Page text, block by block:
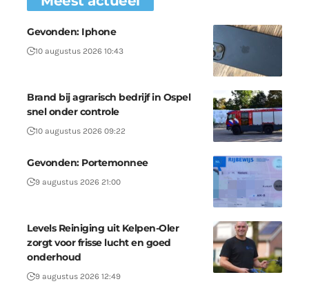
Gevonden: Iphone
10 augustus 2026 10:43
Brand bij agrarisch bedrijf in Ospel
snel onder controle
10 augustus 2026 09:22
Gevonden: Portemonnee
9 augustus 2026 21:00
Levels Reiniging uit Kelpen-Oler
zorgt voor frisse lucht en goed
onderhoud
9 augustus 2026 12:49